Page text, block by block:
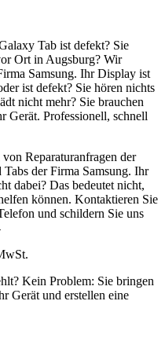
Tab ist defekt? Sie
Ort in Augsburg? Wir
Samsung. Ihr Display ist
ist defekt? Sie hören nichts
nicht mehr? Sie brauchen
Gerät. Professionell, schnell
Reparaturanfragen der
der Firma Samsung. Ihr
dabei? Das bedeutet nicht,
können. Kontaktieren Sie
und schildern Sie uns
Kein Problem: Sie bringen
Gerät und erstellen eine